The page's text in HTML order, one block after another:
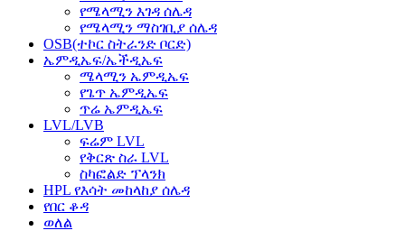
የሜላሚን እገዳ ሰሌዳ
የሜላሚን ማስገቢያ ሰሌዳ
OSB(ተኮር ስትራንድ ቦርድ)
ኤምዲኤፍ/ኤችዲኤፍ
ሜላሚን ኤምዲኤፍ
የጌጥ ኤምዲኤፍ
ጥሬ ኤምዲኤፍ
LVL/LVB
ፍሬም LVL
የቅርጽ ስራ LVL
ስካፎልድ ፕላንክ
HPL የእሳት መከላከያ ሰሌዳ
የበር ቆዳ
ወለል